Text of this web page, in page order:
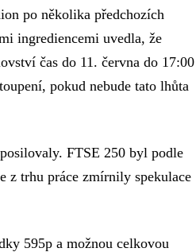
po několika předchozích
ingrediencemi uvedla, že
čas do 11. června do 17:00
pokud nebude tato lhůta
FTSE 250 byl podle
z trhu práce zmírnily spekulace
595p a možnou celkovou